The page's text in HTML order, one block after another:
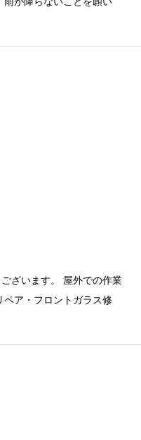
ざいます。 屋外での作業
ペア・フロントガラス修